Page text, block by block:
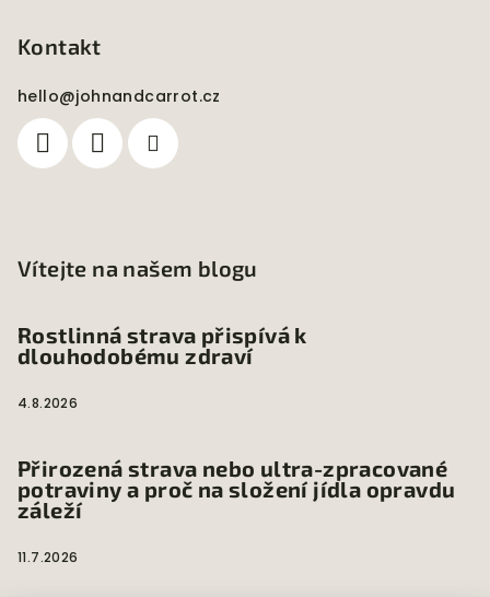
Kontakt
hello@johnandcarrot.cz
Vítejte na našem blogu
Rostlinná strava přispívá k
dlouhodobému zdraví
4.8.2026
Přirozená strava nebo ultra-zpracované
potraviny a proč na složení jídla opravdu
záleží
11.7.2026